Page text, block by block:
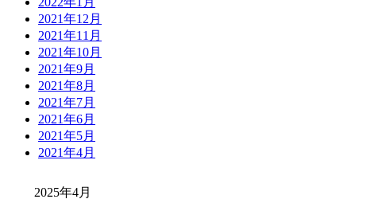
2021年12月
2021年11月
2021年10月
2021年9月
2021年8月
2021年7月
2021年6月
2021年5月
2021年4月
2025年4月